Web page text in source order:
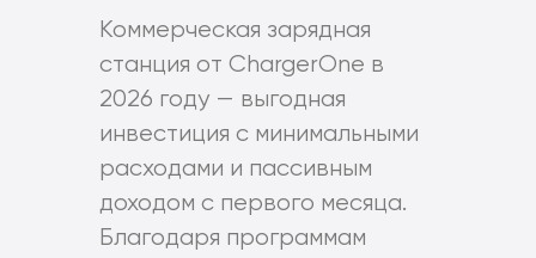
Коммерческая зарядная
станция от ChargerOne в
2026 году — выгодная
инвестиция с минимальными
расходами и пассивным
доходом с первого месяца.
Благодаря программам